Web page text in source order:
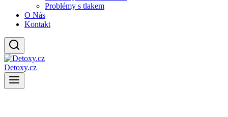
Problémy s tlakem
O Nás
Kontakt
Detoxy.cz